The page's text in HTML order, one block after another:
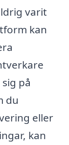
varit
kan
på
du
eller
kan